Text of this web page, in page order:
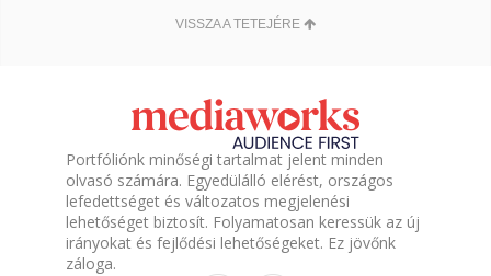
VISSZA A TETEJÉRE
Portfóliónk minőségi tartalmat jelent minden
olvasó számára. Egyedülálló elérést, országos
lefedettséget és változatos megjelenési
lehetőséget biztosít. Folyamatosan keressük az új
irányokat és fejlődési lehetőségeket. Ez jövőnk
záloga.